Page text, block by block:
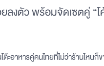
ลงตัว พร้อมจัดเซตคู่ “
ต๊ะอาหารคู่คนไทยที่ไม่ว่าร้านไหน